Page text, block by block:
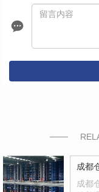
成都
成都